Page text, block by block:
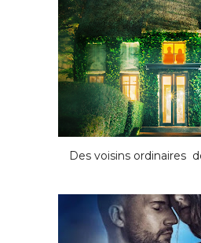
Des voisins ordinaires